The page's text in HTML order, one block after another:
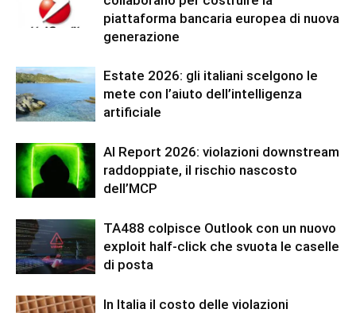
piattaforma bancaria europea di nuova
generazione
Estate 2026: gli italiani scelgono le
mete con l’aiuto dell’intelligenza
artificiale
AI Report 2026: violazioni downstream
raddoppiate, il rischio nascosto
dell’MCP
TA488 colpisce Outlook con un nuovo
exploit half-click che svuota le caselle
di posta
In Italia il costo delle violazioni